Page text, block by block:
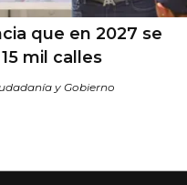
que en 2027 se
mil calles
y Gobierno